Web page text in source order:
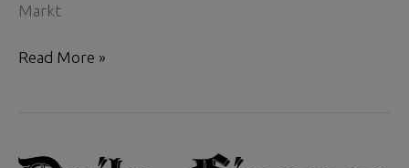
Markt
Moneris
Read More »